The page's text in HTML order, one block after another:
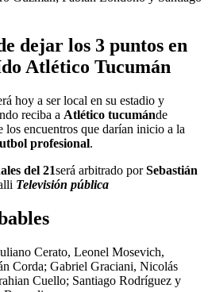
dejar los 3 puntos en
Atlético Tucumán
hoy a ser local en su estadio y
reciba a Atlético tucumánde
los encuentros que darían inicio a la
profesional.
del 21será arbitrado porSebastián
Televisión pública
Cerato, Leonel Mosevich,
Corda; Gabriel Graciani, Nicolás
Cuello; Santiago Rodríguez y